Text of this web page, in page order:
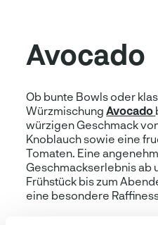
Avocado
Ob bunte Bowls oder
Würzmischung Avocado
würzigen Geschmack
Knoblauch sowie eine
Tomaten. Eine
Geschmackserlebnis ab
Frühstück bis zum
eine besondere